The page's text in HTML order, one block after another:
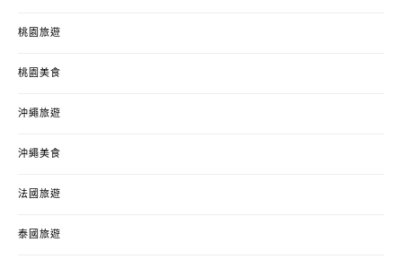
桃園旅遊
桃園美食
沖繩旅遊
沖繩美食
法國旅遊
泰國旅遊